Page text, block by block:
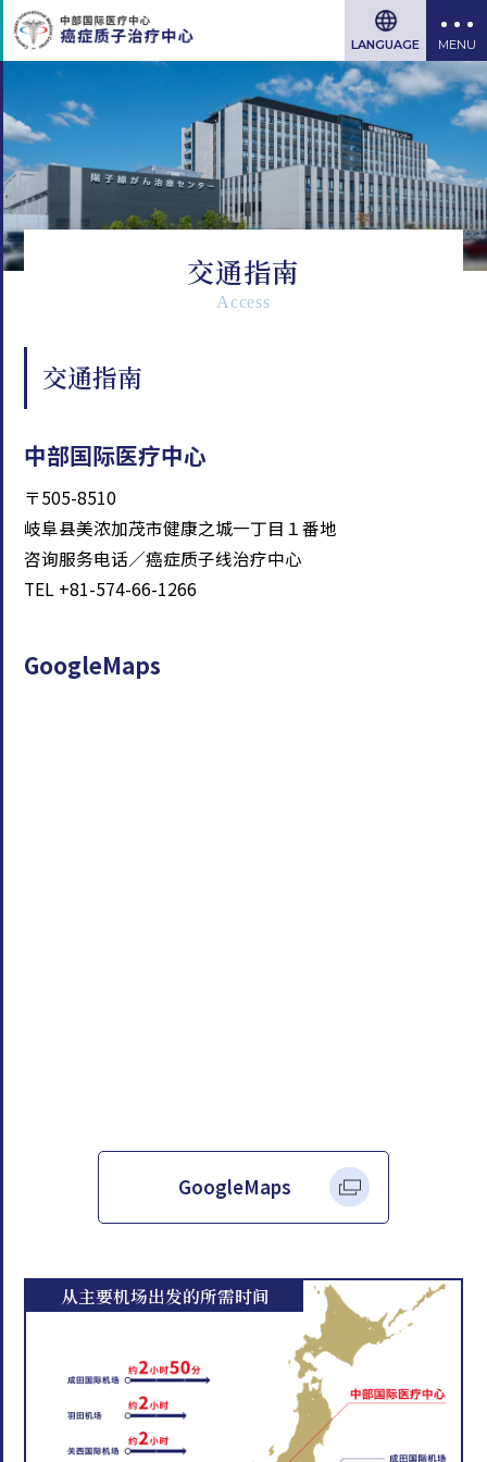
LANGUAGE
交通指南
Access
交通指南
中部国际医疗中心
〒505-8510
岐阜县美浓加茂市健康之城一丁目１番地
咨询服务电话／癌症质子线治疗中心
TEL +81-574-66-1266
GoogleMaps
GoogleMaps
从主要机场出发的所需时间